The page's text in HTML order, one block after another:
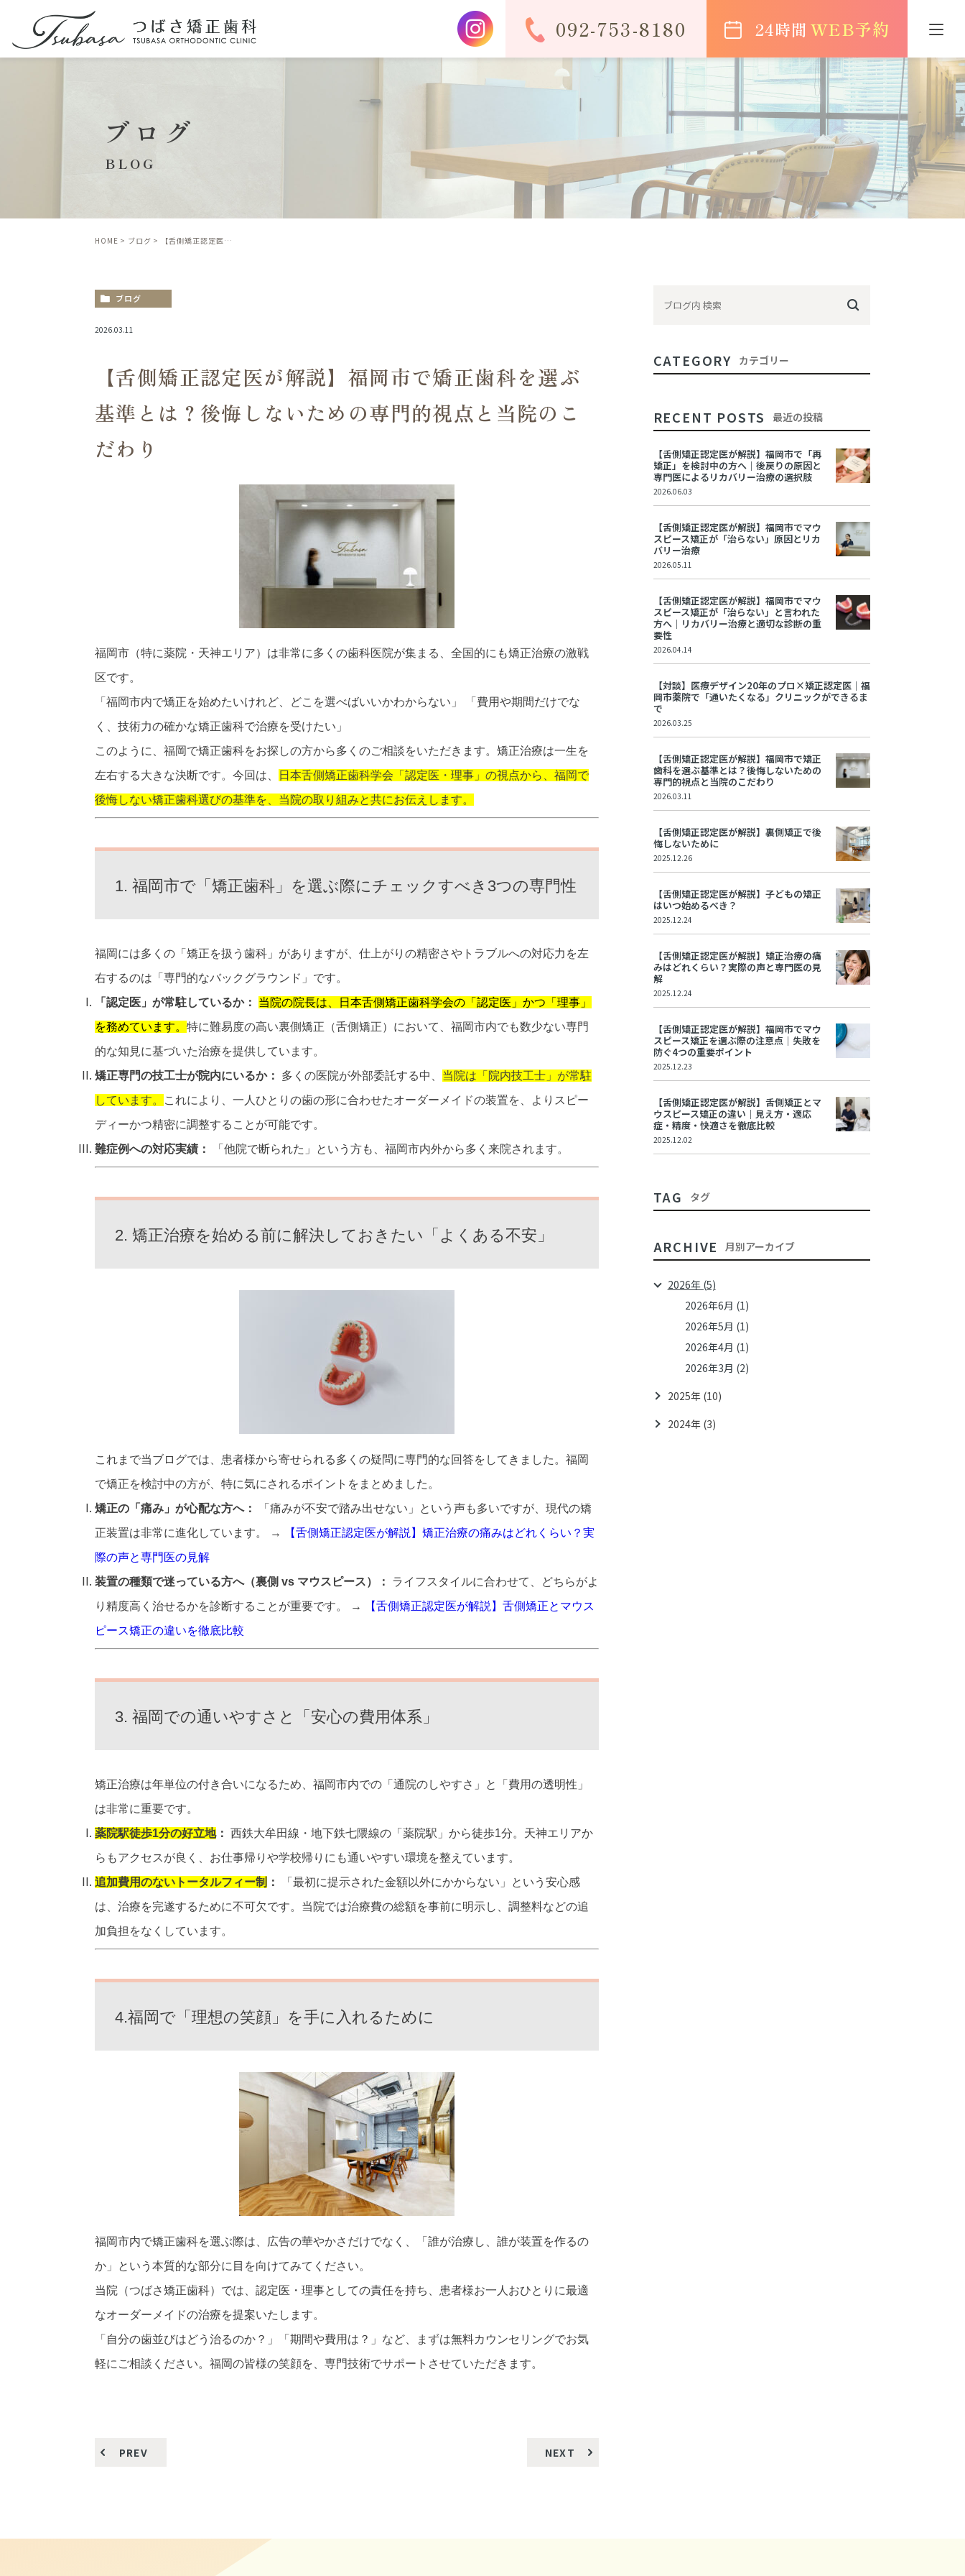
092-753-8180 24時間 WEB予約
クリニック紹介
診療案内
ブログ
BLOG
HOME ブログ 【舌側矯正認定医が解説】福岡市で矯正歯科を選ぶ基準とは？後悔しないための専門的視点と当院のこだわり
ブログ
2026.03.11
【舌側矯正認定医が解説】福岡市で矯正歯科を選ぶ
基準とは？後悔しないための専門的視点と当院のこ
だわり
福岡市（特に薬院・天神エリア）は非常に多くの歯科医院が集まる、全国的にも矯正治療の激戦
区です。
「福岡市内で矯正を始めたいけれど、どこを選べばいいかわからない」 「費用や期間だけでな
く、技術力の確かな矯正歯科で治療を受けたい」
このように、福岡で矯正歯科をお探しの方から多くのご相談をいただきます。矯正治療は一生を
左右する大きな決断です。今回は、
日本舌側矯正歯科学会「認定医・理事」の視点から、福岡で
後悔しない矯正歯科選びの基準を、当院の取り組みと共にお伝えします。
1. 福岡市で「矯正歯科」を選ぶ際にチェックすべき3つの専門性
福岡には多くの「矯正を扱う歯科」がありますが、仕上がりの精密さやトラブルへの対応力を左
右するのは「専門的なバックグラウンド」です。
「認定医」が常駐しているか：
当院の院長は、日本舌側矯正歯科学会の「認定医」かつ「理事」
を務めています。 特に難易度の高い裏側矯正（舌側矯正）において、福岡市内でも数少ない専門
的な知見に基づいた治療を提供しています。
矯正専門の技工士が院内にいるか：
多くの医院が外部委託する中、 当院は「院内技工士」が常駐
しています。
これにより、一人ひとりの歯の形に合わせたオーダーメイドの装置を、よりスピー
ディーかつ精密に調整することが可能です。
難症例への対応実績：
「他院で断られた」という方も、福岡市内外から多く来院されます。
2. 矯正治療を始める前に解決しておきたい「よくある不安」
これまで当ブログでは、患者様から寄せられる多くの疑問に専門的な回答をしてきました。福岡
で矯正を検討中の方が、特に気にされるポイントをまとめました。
矯正の「痛み」が心配な方へ：
「痛みが不安で踏み出せない」という声も多いですが、現代の矯
正装置は非常に進化しています。 →
【舌側矯正認定医が解説】矯正治療の痛みはどれくらい？実
際の声と専門医の見解
装置の種類で迷っている方へ（裏側 vs マウスピース）：
ライフスタイルに合わせて、どちらがよ
り精度高く治せるかを診断することが重要です。 →
【舌側矯正認定医が解説】舌側矯正とマウス
ピース矯正の違いを徹底比較
3. 福岡での通いやすさと「安心の費用体系」
矯正治療は年単位の付き合いになるため、福岡市内での「通院のしやすさ」と「費用の透明性」
は非常に重要です。
薬院駅徒歩1分の好立地： 西鉄大牟田線・地下鉄七隈線の「薬院駅」から徒歩1分。天神エリアか
らもアクセスが良く、お仕事帰りや学校帰りにも通いやすい環境を整えています。
追加費用のないトータルフィー制 ：
「最初に提示された金額以外にかからない」という安心感
は、治療を完遂するために不可欠です。当院では治療費の総額を事前に明示し、調整料などの追
加負担をなくしています。
4.福岡で「理想の笑顔」を手に入れるために
福岡市内で矯正歯科を選ぶ際は、広告の華やかさだけでなく、「誰が治療し、誰が装置を作るの
か」という本質的な部分に目を向けてみてください。
当院（つばさ矯正歯科）では、認定医・理事としての責任を持ち、患者様お一人おひとりに最適
なオーダーメイドの治療を提案いたします。
「自分の歯並びはどう治るのか？」「期間や費用は？」など、まずは無料カウンセリングでお気
軽にご相談ください。福岡の皆様の笑顔を、専門技術でサポートさせていただきます。
PREV NEXT
CATEGORY カテゴリー
RECENT POSTS 最近の投稿
【舌側矯正認定医が解説】福岡市で「再
矯正」を検討中の方へ｜後戻りの原因と
専門医によるリカバリー治療の選択肢
2026.06.03
【舌側矯正認定医が解説】福岡市でマウ
スピース矯正が「治らない」原因とリカ
バリー治療
2026.05.11
【舌側矯正認定医が解説】福岡市でマウ
スピース矯正が「治らない」と言われた
方へ｜リカバリー治療と適切な診断の重
要性
2026.04.14
【対談】医療デザイン20年のプロ×矯正認定医｜福
岡市薬院で「通いたくなる」クリニックができるま
で
2026.03.25
【舌側矯正認定医が解説】福岡市で矯正
歯科を選ぶ基準とは？後悔しないための
専門的視点と当院のこだわり
2026.03.11
【舌側矯正認定医が解説】裏側矯正で後
悔しないために
2025.12.26
【舌側矯正認定医が解説】子どもの矯正
はいつ始めるべき？
2025.12.24
【舌側矯正認定医が解説】矯正治療の痛
みはどれくらい？実際の声と専門医の見
解
2025.12.24
【舌側矯正認定医が解説】福岡市でマウ
スピース矯正を選ぶ際の注意点｜失敗を
防ぐ4つの重要ポイント
2025.12.23
【舌側矯正認定医が解説】舌側矯正とマ
ウスピース矯正の違い｜見え方・適応
症・精度・快適さを徹底比較
2025.12.02
TAG タグ
ARCHIVE 月別アーカイブ
2026年 (5)
2026年6月 (1)
2026年5月 (1)
2026年4月 (1)
2026年3月 (2)
2025年 (10)
2024年 (3)